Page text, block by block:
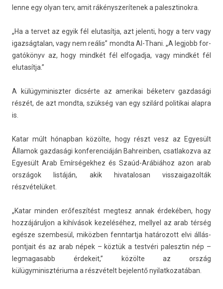
lenne egy olyan terv, amit rákénys­zerítenek a palesztinok­ra.
„Ha a ter­vet az egyik fél elutasít­ja, azt jelen­ti, hogy a terv vagy
igaz­ságtalan, vagy nem reális” mondta Al-Thani. „A leg­jobb for­
gatókönyv az, hogy mindkét fél el­fogad­ja, vagy mindkét fél
elutasít­ja.”
A külügyminiszt­er dicsérte az amerikai béketerv gaz­dasági
részét, de azt mondta, szükség van egy szilárd politikai al­ap­ra
is.
Katar múlt hónap­ban közölte, hogy részt vesz az Egyesült
Államok gaz­dasági kon­feren­ciáján Bah­reinb­en, csat­lakoz­va az
Egyesült Arab Em­ír­ségek­hez és Szaúd-Arábiához azon arab
országok listáján, akik hivatalosan visszaigazol­ták
részvételüket.
„Katar mind­en erőfeszítést meg­tesz annak érdekében, hogy
hoz­zájárul­jon a kihívások kezeléséhez, mel­lyel az arab térség
egésze szem­besül, miközben fenntartja határozott elvi állás­
pontjait és az arab népek – köztük a testvéri palesztin nép –
leg­magasabb érdekeit,” közölte az ország
külügyminisztériuma a részvételt be­jelentő nyilat­kozatában.